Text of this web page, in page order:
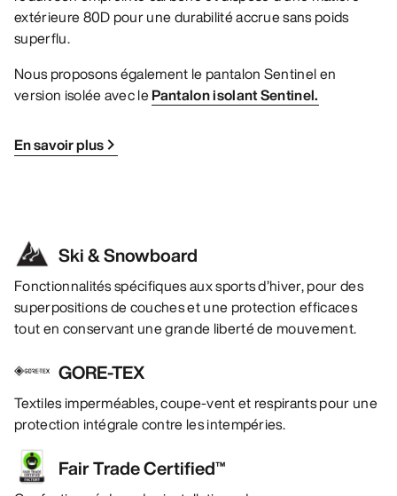
extérieure 80D pour une durabilité accrue sans poids
superflu.
Nous proposons également le pantalon Sentinel en
version isolée avec lePantalon isolant Sentinel.
En savoir plus
Ski & Snowboard
Fonctionnalités spécifiques aux sports d’hiver, pour des
superpositions de couches et une protection efficaces
tout en conservant une grande liberté de mouvement.
GORE-TEX
Textiles imperméables, coupe-vent et respirants pour une
protection intégrale contre les intempéries.
Fair Trade Certified™